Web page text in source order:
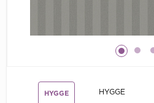
HYGGE HYGGE